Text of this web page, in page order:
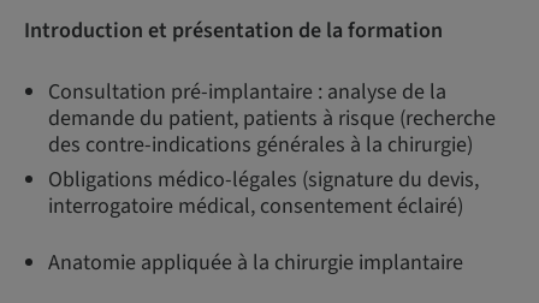
Introduction et présentation de la formation
Consultation pré-implantaire : analyse de la
demande du patient, patients à risque (recherche
des contre-indications générales à la chirurgie)
Obligations médico-légales (signature du devis,
interrogatoire médical, consentement éclairé)
Anatomie appliquée à la chirurgie implantaire